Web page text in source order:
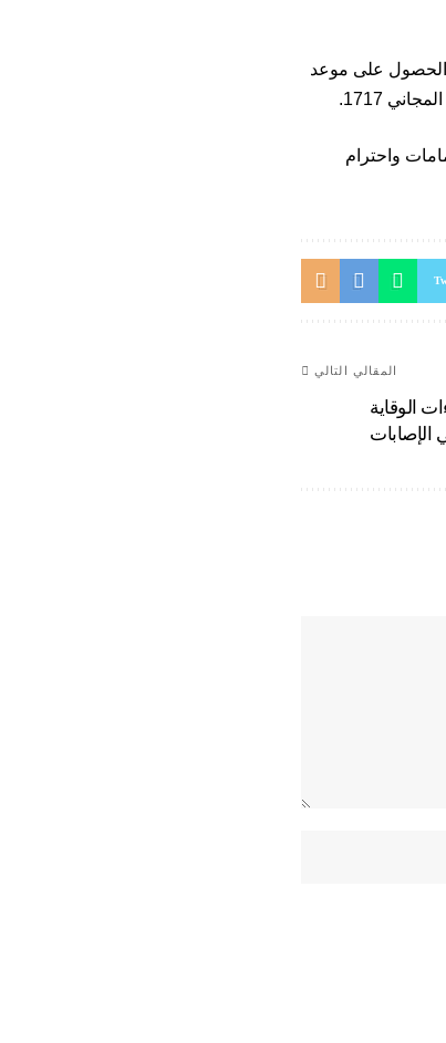
الحصول على موعد
واحترام
المقالي التالي
الوقاية
الإصابات